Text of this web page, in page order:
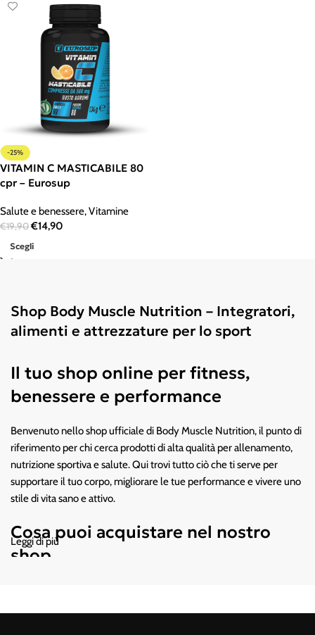
-25%
VITAMIN C MASTICABILE 80
cpr – Eurosup
Salute e benessere,Vitamine
€19,90€14,90
Scegli
Shop Body Muscle Nutrition – Integratori,
alimenti e attrezzature per lo sport
Il tuo shop online per fitness,
benessere e performance
Benvenuto nello shop ufficiale di Body Muscle Nutrition, il punto di
riferimento per chi cerca prodotti di alta qualità per allenamento,
nutrizione sportiva e salute. Qui trovi tutto ciò che ti serve per
supportare il tuo corpo, migliorare le tue performance e vivere uno
stile di vita sano e attivo.
Cosa puoi acquistare nel nostro
shop
Scegli tra un ampio assortimento dei
Leggi di più